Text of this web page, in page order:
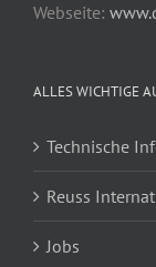
Webseite:
ALLES WICHTIGE
Technische
Reuss
Jobs